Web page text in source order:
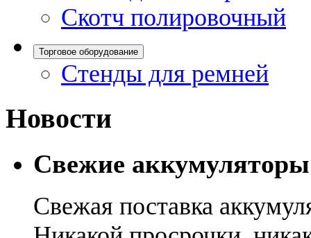
Скотч полировочный
Торговое оборудование
Стенды для ремней
Новости
Свежие
Свежая поставка